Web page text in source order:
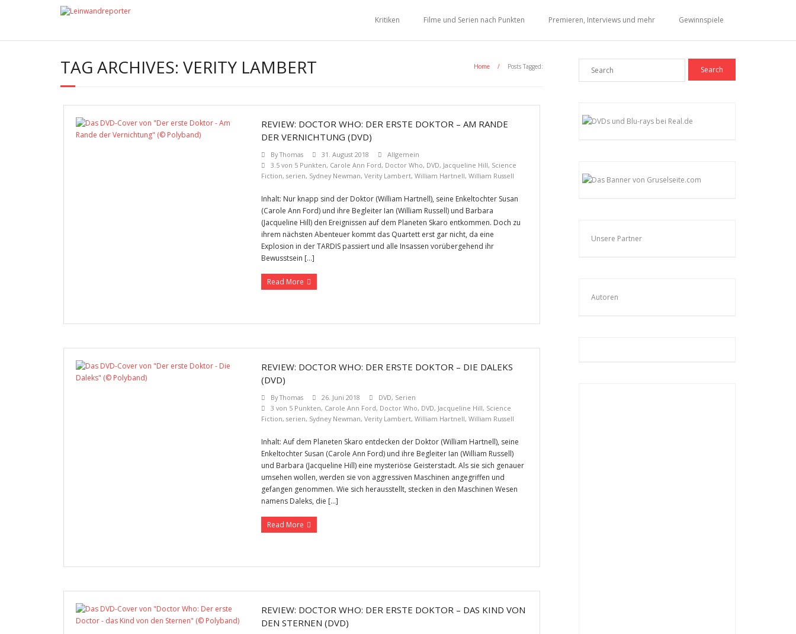
Kritiken Filme und Serien nach Punkten Premieren, Interviews und mehr Gewinnspiele
TAG ARCHIVES: VERITY LAMBERT Home / Posts Tagged:
REVIEW: DOCTOR WHO: DER ERSTE DOKTOR – AM RANDE
DER VERNICHTUNG (DVD)
ByThomas 31. August 2018
Allgemein
3.5 von 5 Punkten, Carole Ann Ford, Doctor Who, DVD, Jacqueline Hill, Science
Fiction,serien, Sydney Newman,Verity Lambert,William Hartnell,William Russell
Inhalt: Nur knapp sind der Doktor (William Hartnell), seine Enkeltochter Susan
(Carole Ann Ford) und ihre Begleiter Ian (William Russell) und Barbara
(Jacqueline Hill) den Ereignissen auf dem Planeten Skaro entkommen. Doch zu
ihrem nächsten Abenteuer kommt das Quartett erst gar nicht, da eine
Explosion in der TARDIS passiert und alle Insassen vorübergehend ihr
Bewusstsein […]
Read More
REVIEW: DOCTOR WHO: DER ERSTE DOKTOR – DIE DALEKS
(DVD)
ByThomas 26. Juni 2018 DVD, Serien
3 von 5 Punkten, Carole Ann Ford, Doctor Who, DVD, Jacqueline Hill, Science
Fiction,serien, Sydney Newman,Verity Lambert,William Hartnell,William Russell
Inhalt: Auf dem Planeten Skaro entdecken der Doktor (William Hartnell), seine
Enkeltochter Susan (Carole Ann Ford) und ihre Begleiter Ian (William Russell)
und Barbara (Jacqueline Hill) eine mysteriöse Geisterstadt. Als sie sich genauer
umsehen wollen, werden sie von aggressiven Maschinen angegriffen und
gefangen genommen. Wie sich herausstellt, stecken in den Maschinen Wesen
namens Daleks, die […]
Read More
REVIEW: DOCTOR WHO: DER ERSTE DOKTOR – DAS KIND VON
DEN STERNEN (DVD)
Unsere Partner
Autoren